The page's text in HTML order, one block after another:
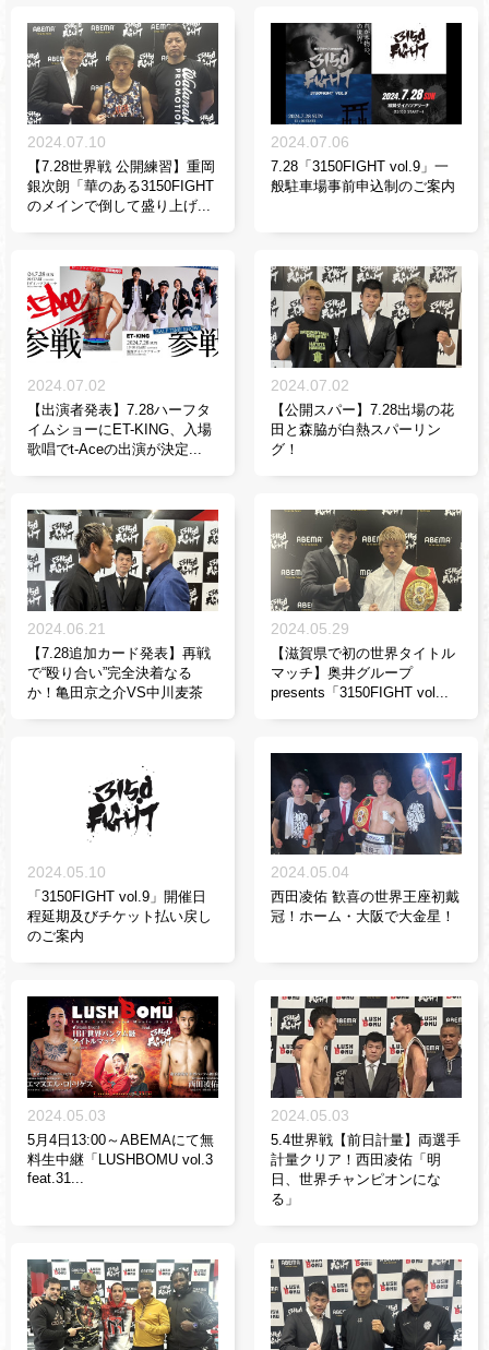
2024.07.10
【7.28世界戦 公開練習】重岡
銀次朗「華のある3150FIGHT
のメインで倒して盛り上げ...
2024.07.06
7.28「3150FIGHT vol.9」一
般駐車場事前申込制のご案内
2024.07.02
【出演者発表】7.28ハーフタ
イムショーにET-KING、入場
歌唱でt-Aceの出演が決定...
2024.07.02
【公開スパー】7.28出場の花
田と森脇が白熱スパーリン
グ！
2024.06.21
【7.28追加カード発表】再戦
で“殴り合い”完全決着なる
か！亀田京之介VS中川麦茶
2024.05.29
【滋賀県で初の世界タイトル
マッチ】奥井グループ
presents「3150FIGHT vol...
2024.05.10
「3150FIGHT vol.9」開催日
程延期及びチケット払い戻し
のご案内
2024.05.04
西田凌佑 歓喜の世界王座初戴
冠！ホーム・大阪で大金星！
2024.05.03
5月4日13:00～ABEMAにて無
料生中継「LUSHBOMU vol.3
feat.31...
2024.05.03
5.4世界戦【前日計量】両選手
計量クリア！西田凌佑「明
日、世界チャンピオンにな
る」